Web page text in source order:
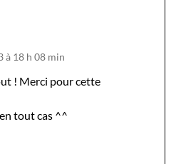
à 18 h 08 min
! Merci pour cette
tout cas ^^